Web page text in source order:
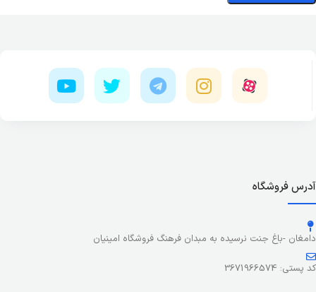
آدرس فروشگاه
دامغان -باغ جنت نرسیده به مبدان فرهنگ فروشگاه امینیان
کد پستی: 3671966574